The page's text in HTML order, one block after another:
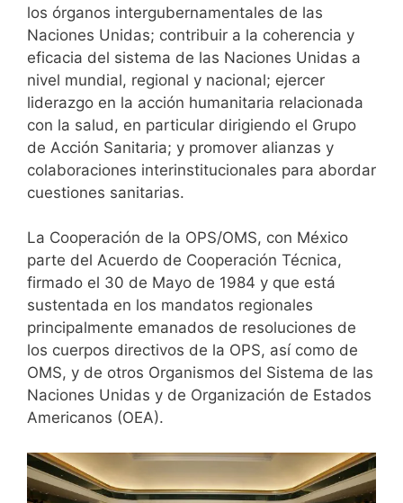
los órganos intergubernamentales de las
Naciones Unidas; contribuir a la coherencia y
eficacia del sistema de las Naciones Unidas a
nivel mundial, regional y nacional; ejercer
liderazgo en la acción humanitaria relacionada
con la salud, en particular dirigiendo el Grupo
de Acción Sanitaria; y promover alianzas y
colaboraciones interinstitucionales para abordar
cuestiones sanitarias.
La Cooperación de la OPS/OMS, con México
parte del Acuerdo de Cooperación Técnica,
firmado el 30 de Mayo de 1984 y que está
sustentada en los mandatos regionales
principalmente emanados de resoluciones de
los cuerpos directivos de la OPS, así como de
OMS, y de otros Organismos del Sistema de las
Naciones Unidas y de Organización de Estados
Americanos (OEA).